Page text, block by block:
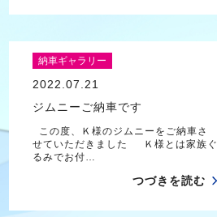
納車ギャラリー
2022.07.21
ジムニーご納車です
この度、Ｋ様のジムニーをご納車さ
せていただきました Ｋ様とは家族ぐ
るみでお付…
つづきを読む